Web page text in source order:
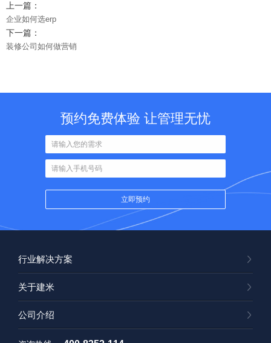
上一篇：
企业如何选erp
下一篇：
装修公司如何做营销
预约免费体验 让管理无忧
行业解决方案
关于建米
公司介绍